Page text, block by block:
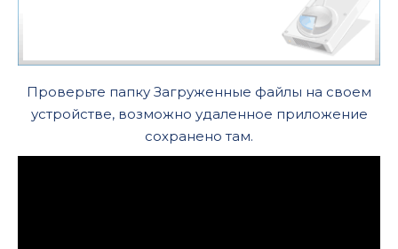
Проверьте папку Загруженные файлы на своем
устройстве, возможно удаленное приложение
сохранено там.